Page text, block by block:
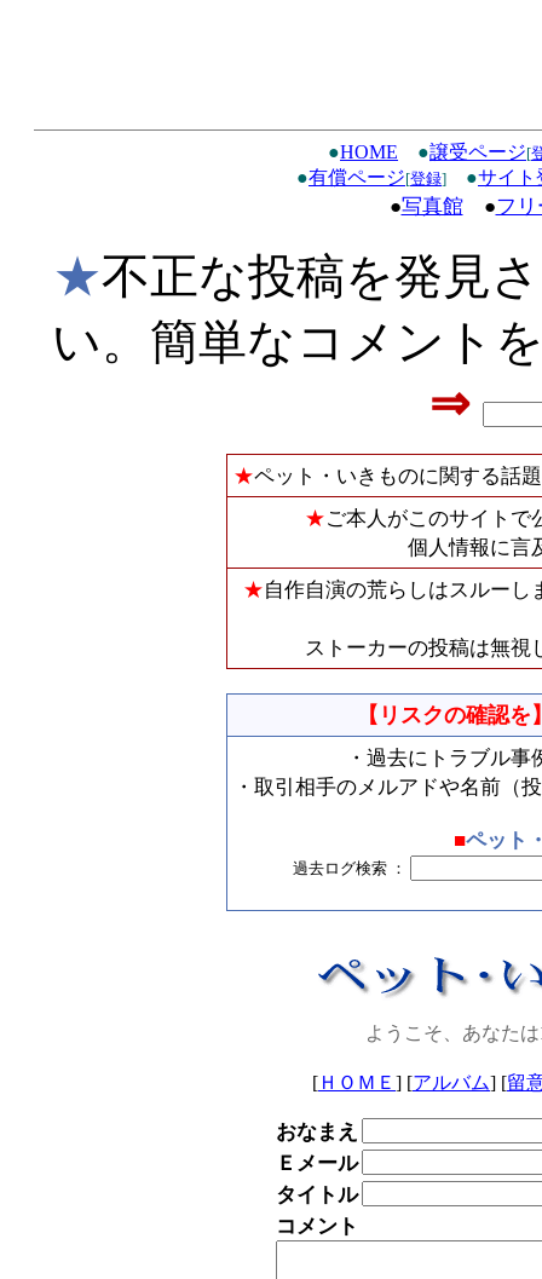
●HOME ●譲受ページ[
●有償ページ[登録] ●サイト
●写真館●フ
★不正な投稿を発見
い。簡単なコメント
⇒
★ペット・いきものに関する話
★ご本人がこのサイトで
個人情報に言
★自作自演の荒らしはスルー
ストーカーの投稿は無視
【リスクの確認を
・過去にトラブル
・取引相手のメルアドや名前（
■ペット
過去ログ検索 ：
ようこそ、あなたは
[ ＨＯＭＥ ] [アルバム] [留
おなまえ
Ｅメール
タイトル
コメント